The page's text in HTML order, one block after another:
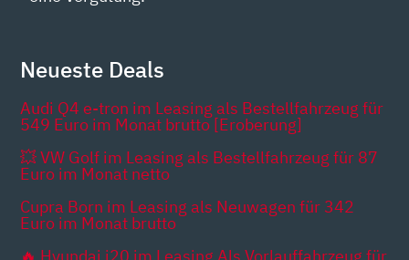
Neueste Deals
Audi Q4 e-tron im Leasing als Bestellfahrzeug für
549 Euro im Monat brutto [Eroberung]
💥 VW Golf im Leasing als Bestellfahrzeug für 87
Euro im Monat netto
Cupra Born im Leasing als Neuwagen für 342
Euro im Monat brutto
🔥 Hyundai i20 im Leasing Als Vorlauffahrzeug für